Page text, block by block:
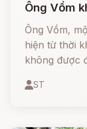
Ông Vồm
Ông Vồm,
hiện từ thời
không được
ôm trọn
ST